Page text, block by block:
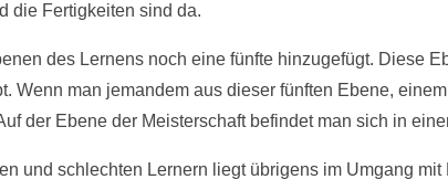
die Fertigkeiten sind da.
des Lernens noch eine fünfte hinzugefügt. Diese
Wenn man jemandem aus dieser fünften Ebene,
der Ebene der Meisterschaft befindet man sich in
und schlechten Lernern liegt übrigens im Umgang